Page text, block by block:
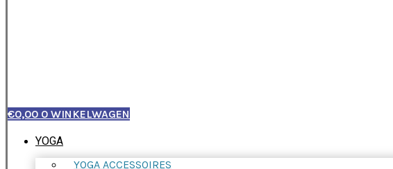
€0,00 0 WINKELWAGEN
YOGA
YOGA ACCESSOIRES